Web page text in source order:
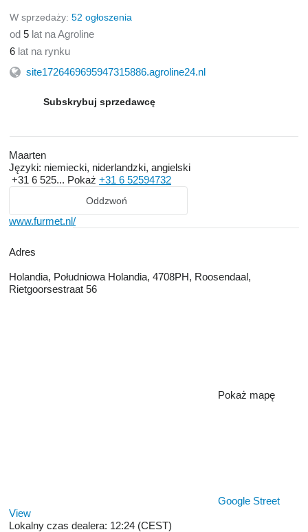
W sprzedaży: 52 ogłoszenia
od 5 lat na Agroline
6 lat na rynku
site1726469695947315886.agroline24.nl
Subskrybuj sprzedawcę
Maarten
Języki: niemiecki, niderlandzki, angielski
+31 6 525... Pokaż +31 6 52594732
Oddzwoń
www.furmet.nl/
Adres
Holandia, Południowa Holandia, 4708PH, Roosendaal,
Rietgoorsestraat 56
Pokaż mapę
Google Street
View
Lokalny czas dealera: 12:24 (CEST)